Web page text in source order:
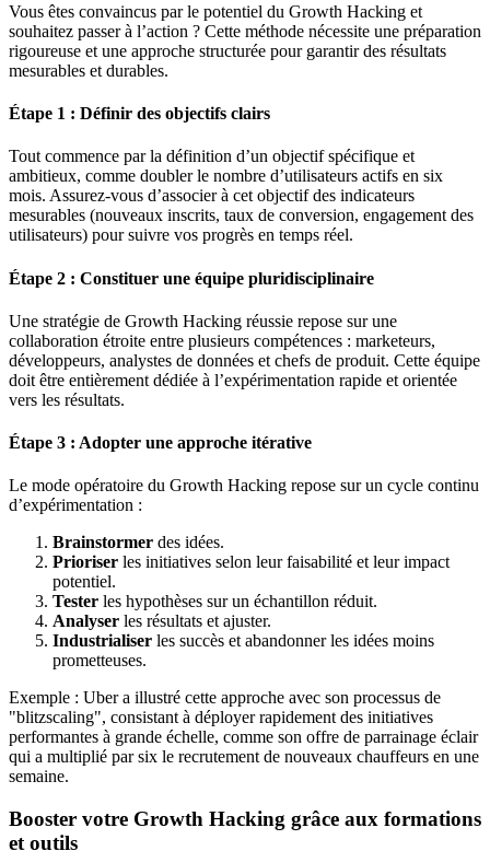
Vous êtes convaincus par le potentiel du Growth Hacking et
souhaitez passer à l’action ? Cette méthode nécessite une préparation
rigoureuse et une approche structurée pour garantir des résultats
mesurables et durables.
Étape 1 : Définir des objectifs clairs
Tout commence par la définition d’un objectif spécifique et
ambitieux, comme doubler le nombre d’utilisateurs actifs en six
mois. Assurez-vous d’associer à cet objectif des indicateurs
mesurables (nouveaux inscrits, taux de conversion, engagement des
utilisateurs) pour suivre vos progrès en temps réel.
Étape 2 : Constituer une équipe pluridisciplinaire
Une stratégie de Growth Hacking réussie repose sur une
collaboration étroite entre plusieurs compétences : marketeurs,
développeurs, analystes de données et chefs de produit. Cette équipe
doit être entièrement dédiée à l’expérimentation rapide et orientée
vers les résultats.
Étape 3 : Adopter une approche itérative
Le mode opératoire du Growth Hacking repose sur un cycle continu
d’expérimentation :
Brainstormer des idées.
Prioriser les initiatives selon leur faisabilité et leur impact
potentiel.
Tester les hypothèses sur un échantillon réduit.
Analyser les résultats et ajuster.
Industrialiser les succès et abandonner les idées moins
prometteuses.
Exemple : Uber a illustré cette approche avec son processus de
"blitzscaling", consistant à déployer rapidement des initiatives
performantes à grande échelle, comme son offre de parrainage éclair
qui a multiplié par six le recrutement de nouveaux chauffeurs en une
semaine.
Booster votre Growth Hacking grâce aux formations
et outils